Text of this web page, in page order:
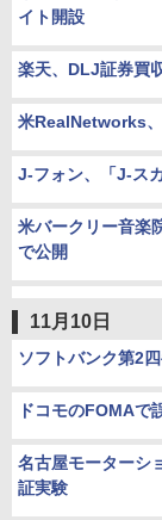
イト開設
楽天、DLJ証券買
米RealNetworks
J-フォン、「J-ス
米バークリー音楽
で公開
11月10日
ソフトバンク第2
ドコモのFOMAで
名古屋モーターシ
証実験